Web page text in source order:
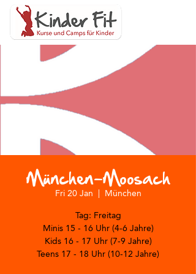
München-Moosach
Fri 20 Jan München
Tag: Freitag
Minis 15 - 16 Uhr (4-6 Jahre)
Kids 16 - 17 Uhr (7-9 Jahre)
Teens 17 - 18 Uhr (10-12 Jahre)